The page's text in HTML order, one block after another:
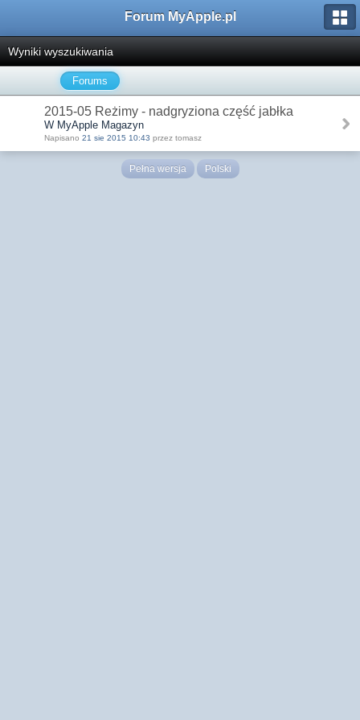
Forum MyApple.pl
Wyniki wyszukiwania
Forums
2015-05 Reżimy - nadgryziona część jabłka
W MyApple Magazyn
Napisano 21 sie 2015 10:43 przez tomasz
Pełna wersja Polski